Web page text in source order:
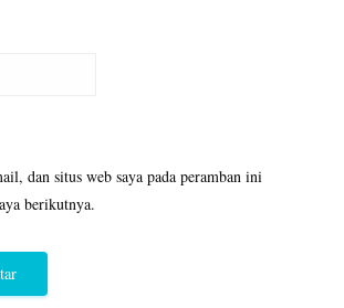
dan situs web saya pada peramban ini
berikutnya.